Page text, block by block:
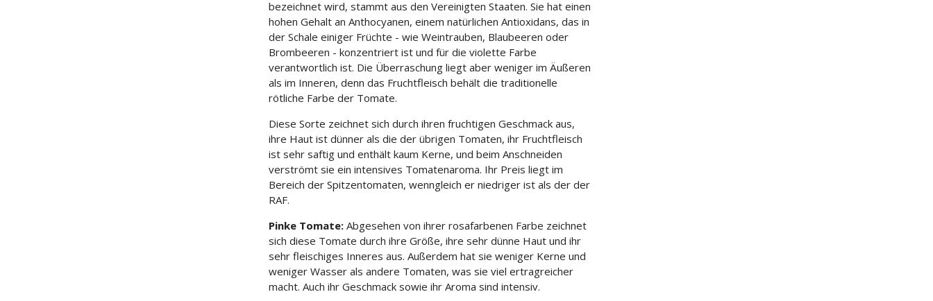
bezeichnet wird, stammt aus den Vereinigten Staaten. Sie hat einen
hohen Gehalt an Anthocyanen, einem natürlichen Antioxidans, das in
der Schale einiger Früchte - wie Weintrauben, Blaubeeren oder
Brombeeren - konzentriert ist und für die violette Farbe
verantwortlich ist. Die Überraschung liegt aber weniger im Äußeren
als im Inneren, denn das Fruchtfleisch behält die traditionelle
rötliche Farbe der Tomate.
Diese Sorte zeichnet sich durch ihren fruchtigen Geschmack aus,
ihre Haut ist dünner als die der übrigen Tomaten, ihr Fruchtfleisch
ist sehr saftig und enthält kaum Kerne, und beim Anschneiden
verströmt sie ein intensives Tomatenaroma. Ihr Preis liegt im
Bereich der Spitzentomaten, wenngleich er niedriger ist als der der
RAF.
Pinke Tomate: Abgesehen von ihrer rosafarbenen Farbe zeichnet
sich diese Tomate durch ihre Größe, ihre sehr dünne Haut und ihr
sehr fleischiges Inneres aus. Außerdem hat sie weniger Kerne und
weniger Wasser als andere Tomaten, was sie viel ertragreicher
macht. Auch ihr Geschmack sowie ihr Aroma sind intensiv.